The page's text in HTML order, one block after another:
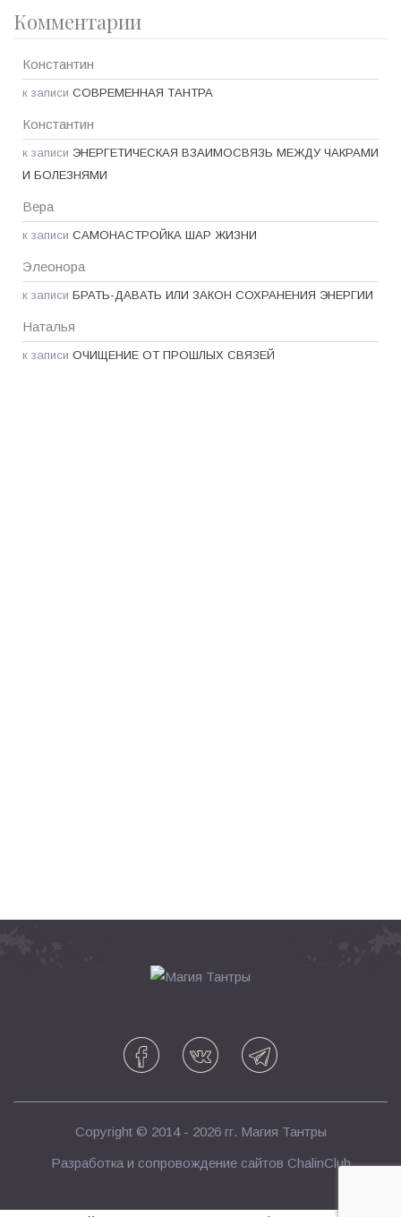
Комментарии
Константин
к записи СОВРЕМЕННАЯ ТАНТРА
Константин
к записи ЭНЕРГЕТИЧЕСКАЯ ВЗАИМОСВЯЗЬ МЕЖДУ ЧАКРАМИ
И БОЛЕЗНЯМИ
Вера
к записи САМОНАСТРОЙКА ШАР ЖИЗНИ
Элеонора
к записи БРАТЬ-ДАВАТЬ ИЛИ ЗАКОН СОХРАНЕНИЯ ЭНЕРГИИ
Наталья
к записи ОЧИЩЕНИЕ ОТ ПРОШЛЫХ СВЯЗЕЙ
Copyright © 2014 - 2026 гг. Магия Тантры
Разработка и сопровождение сайтов ChalinClub